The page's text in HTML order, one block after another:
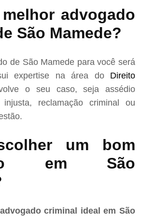
advogado
São Mamede?
de São Mamede para você será
expertise na área do Direito
o seu caso, seja assédio
injusta, reclamação criminal ou
um bom
em São
advogado criminal ideal em São